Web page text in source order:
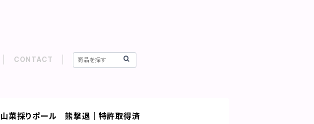
CONTACT
山菜採りポール 熊撃退｜特許取得済